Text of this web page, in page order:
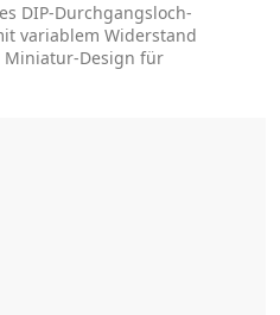
DIP-Durchgangsloch-
variablem Widerstand
Miniatur-Design für